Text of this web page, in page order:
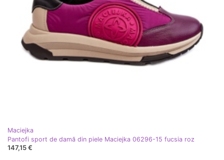
Maciejka
Pantofi sport de damă din piele Maciejka 06296-15 fucsia roz
147,15 €